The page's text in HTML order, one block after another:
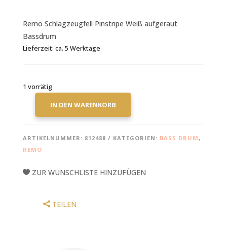
Remo Schlagzeugfell Pinstripe Weiß aufgeraut
Bassdrum
Lieferzeit: ca. 5 Werktage
1 vorrätig
PINSTRIPE
DRUM
IN DEN WARENKORB
ARTIKELNUMMER: 812488 KATEGORIEN: BASS DRUM,
REMO
ZUR WUNSCHLISTE HINZUFÜGEN
TEILEN